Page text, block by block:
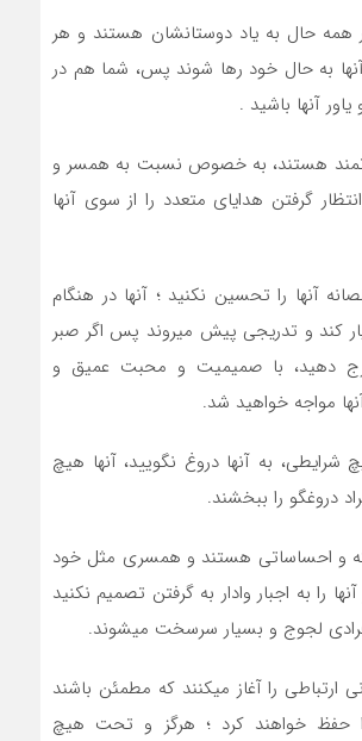
همه حال به ياد دوستانشان هستند و هر
آنها به حال خود رها شوند پس، شما هم در
آنها باشيد .
هستند، به خصوص نسبت به همسر و
گرفتن هداياي متعدد را از سوي آنها
آنها را تحسين نکنيد ؛ آنها در هنگام
کند و تدريجي پيش ميروند پس اگر صبر
دهيد، با صميميت و محبت عميق و
مواجه خواهيد شد.
به آنها دروغ نگوييد، آنها هيچ
دروغگو را ببخشند.
و احساساتي هستند و همسري مثل خود
را به اجبار وادار به گرفتن تصميم نکنيد
لجوج و بسيار سرسخت ميشوند.
ارتباطي را آغاز ميکنند که مطمئن باشند
حفظ خواهند کرد ؛ هرگز و تحت هيچ